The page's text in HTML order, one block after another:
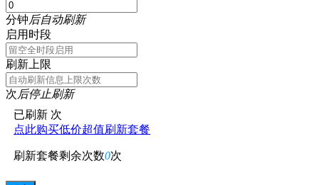
分钟后自动刷新
启用时段
刷新上限
次后停止刷新
已刷新 次
点此购买低价超值刷新套餐
刷新套餐剩余次数0次